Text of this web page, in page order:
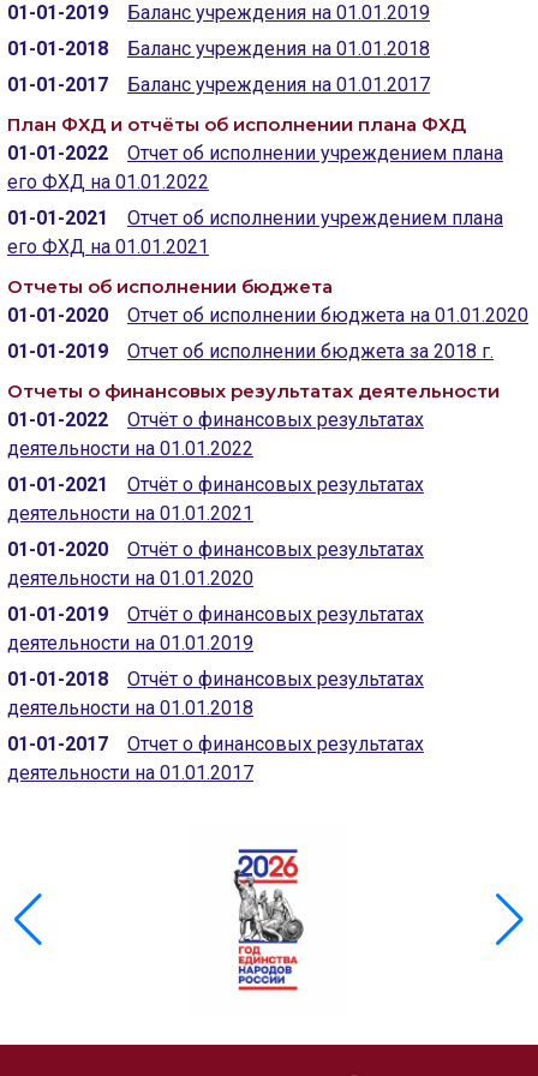
🔊 Включить озвучивание
Настройки по умолчанию
Настройки по умолчанию
01-01-2019
Баланс учреждения на 01.01.2019
01-01-2018
Баланс учреждения на 01.01.2018
01-01-2017
Баланс учреждения на 01.01.2017
План ФХД и отчёты об исполнении плана ФХД
01-01-2022
Отчет об исполнении учреждением плана
его ФХД на 01.01.2022
01-01-2021
Отчет об исполнении учреждением плана
его ФХД на 01.01.2021
Отчеты об исполнении бюджета
01-01-2020
Отчет об исполнении бюджета на 01.01.2020
01-01-2019
Отчет об исполнении бюджета за 2018 г.
Отчеты о финансовых результатах деятельности
01-01-2022
Отчёт о финансовых результатах
деятельности на 01.01.2022
01-01-2021
Отчёт о финансовых результатах
деятельности на 01.01.2021
01-01-2020
Отчёт о финансовых результатах
деятельности на 01.01.2020
01-01-2019
Отчёт о финансовых результатах
деятельности на 01.01.2019
01-01-2018
Отчёт о финансовых результатах
деятельности на 01.01.2018
01-01-2017
Отчет о финансовых результатах
деятельности на 01.01.2017